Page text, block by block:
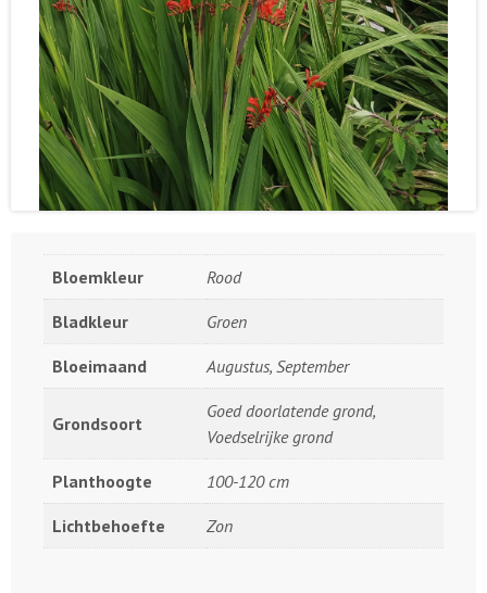
Bloemkleur Rood
Bladkleur Groen
Bloeimaand Augustus, September
Grondsoort
Goed doorlatende grond,
Voedselrijke grond
Planthoogte 100-120 cm
Lichtbehoefte Zon